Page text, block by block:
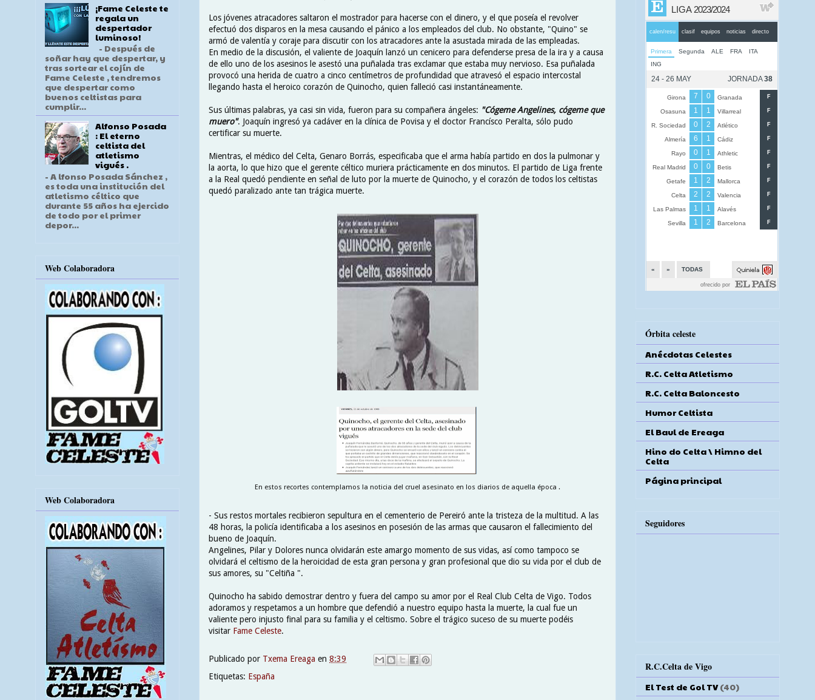
Los jóvenes atracadores saltaron el mostrador para hacerse con el dinero, y el que poseía el revolver
efectuó dos disparos en la mesa causando el pánico a los empleados del club. No obstante, "Quino" se
armó de valentía y coraje para discutir con los atracadores ante la asustada mirada de las empleadas.
En medio de la discusión, el valiente de Joaquín lanzó un cenicero para defenderse presa de la ira y a causa
de ello uno de los asesinos le asestó una puñalada tras exclamar que estaba muy nervioso. Esa puñalada
provocó una herida de cuatro a cinco centímetros de profundidad que atravesó el espacio intercostal
llegando hasta el heroico corazón de Quinocho, quien falleció casi instantáneamente.
Sus últimas palabras, ya casi sin vida, fueron para su compañera ángeles: "Cógeme Angelines, cógeme que
muero". Joaquín ingresó ya cadáver en la clínica de Povisa y el doctor Francísco Peralta, sólo pudo
certificar su muerte.
Mientras, el médico del Celta, Genaro Borrás, especificaba que el arma había partido en dos la pulmonar y
la aorta, lo que hizo que el gerente céltico muriera prácticamente en dos minutos. El partido de Liga frente
a la Real quedó pendiente en señal de luto por la muerte de Quinocho, y el corazón de todos los celtistas
quedó paralizado ante tan trágica muerte.
En estos recortes contemplamos la noticia del cruel asesinato en los diarios de aquella época .
- Sus restos mortales recibieron sepultura en el cementerio de Pereiró ante la tristeza de la multitud. A las
48 horas, la policía identificaba a los asesinos en posesión de las armas que causaron el fallecimiento del
bueno de Joaquín.
Angelines, Pilar y Dolores nunca olvidarán este amargo momento de sus vidas, así como tampoco se
olvidará el celtismo de la heroicidad de esta gran persona y gran profesional que dio su vida por el club de
sus amores, su "Celtiña ".
Quinocho ha sabido demostrar dentro y fuera del campo su amor por el Real Club Celta de Vigo. Todos
adoramos y respetamos a un hombre que defendió a nuestro equipo hasta la muerte, la cual fue un
valiente pero injusto final para su familia y el celtismo. Sobre el trágico suceso de su muerte podéis
visitar Fame Celeste.
Publicado por Txema Ereaga en 8:39
Etiquetas: España
¡Fame Celeste te
regala un
despertador
luminoso!
- Después de
soñar hay que despertar, y
tras sortear el cojín de
Fame Celeste , tendremos
que despertar como
buenos celtistas para
cumplir...
Alfonso Posada
: El eterno
celtista del
atletismo
vigués .
- A lfonso Posada Sánchez ,
es toda una institución del
atletismo céltico que
durante 55 años ha ejercido
de todo por el primer
depor...
Web Colaboradora
Web Colaboradora
Órbita celeste
Anécdotas Celestes
R.C. Celta Atletismo
R.C. Celta Baloncesto
Humor Celtista
El Baul de Ereaga
Hino do Celta \ Himno del
Celta
Página principal
Seguidores
R.C.Celta de Vigo
El Test de Gol TV (40)